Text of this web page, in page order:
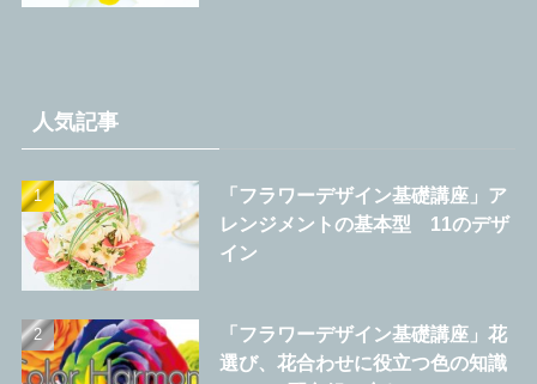
人気記事
「フラワーデザイン基礎講座」ア
レンジメントの基本型 11のデザ
イン
「フラワーデザイン基礎講座」花
選び、花合わせに役立つ色の知識